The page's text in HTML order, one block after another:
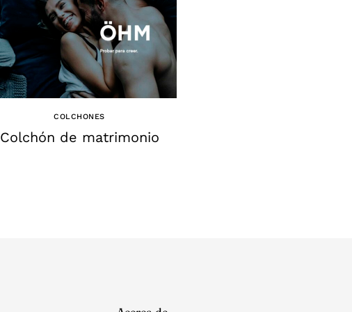
COLCHONES
Colchón de matrimonio